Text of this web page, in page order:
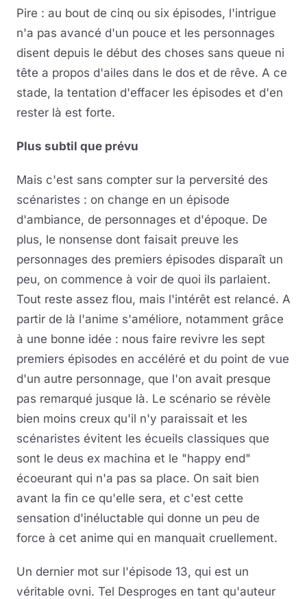
Pire : au bout de cinq ou six épisodes, l'intrigue
n'a pas avancé d'un pouce et les personnages
disent depuis le début des choses sans queue ni
tête a propos d'ailes dans le dos et de rêve. A ce
stade, la tentation d'effacer les épisodes et d'en
rester là est forte.
Plus subtil que prévu
Mais c'est sans compter sur la perversité des
scénaristes : on change en un épisode
d'ambiance, de personnages et d'époque. De
plus, le nonsense dont faisait preuve les
personnages des premiers épisodes disparaît un
peu, on commence à voir de quoi ils parlaient.
Tout reste assez flou, mais l'intérêt est relancé. A
partir de là l'anime s'améliore, notamment grâce
à une bonne idée : nous faire revivre les sept
premiers épisodes en accéléré et du point de vue
d'un autre personnage, que l'on avait presque
pas remarqué jusque là. Le scénario se révèle
bien moins creux qu'il n'y paraissait et les
scénaristes évitent les écueils classiques que
sont le deus ex machina et le "happy end"
écoeurant qui n'a pas sa place. On sait bien
avant la fin ce qu'elle sera, et c'est cette
sensation d'inéluctable qui donne un peu de
force à cet anime qui en manquait cruellement.
Un dernier mot sur l'épisode 13, qui est un
véritable ovni. Tel Desproges en tant qu'auteur